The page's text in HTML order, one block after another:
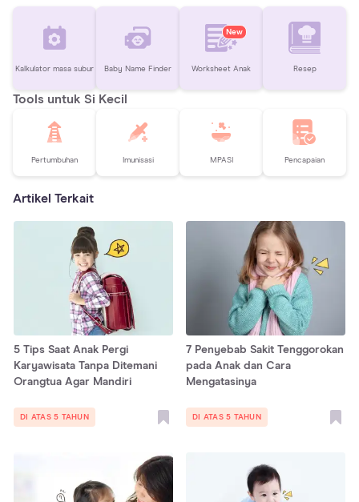
Kalkulator masa subur Baby Name Finder
New
Worksheet Anak Resep
Tools untuk Si Kecil
Pertumbuhan Imunisasi MPASI Pencapaian
Artikel Terkait
5 Tips Saat Anak Pergi
Karyawisata Tanpa Ditemani
Orangtua Agar Mandiri
DI ATAS 5 TAHUN
7 Penyebab Sakit Tenggorokan
pada Anak dan Cara
Mengatasinya
DI ATAS 5 TAHUN